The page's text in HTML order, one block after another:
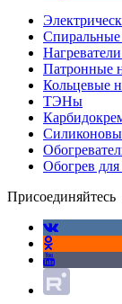
Спиральные
Патронные
Кольцевые
ТЭНы
Обогрев
Присоединяйтесь